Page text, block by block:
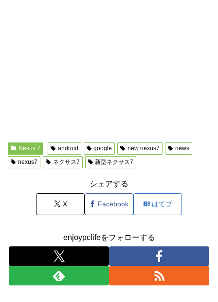
Nexus 7 android google new nexus7
news
nexus7
ネクサス7 新型ネクサス7
シェアする
X Facebook はてブ
enjoypclifeをフォローする